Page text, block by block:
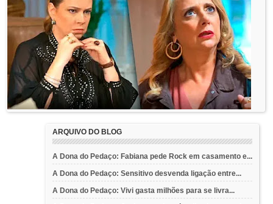
ARQUIVO DO BLOG
A Dona do Pedaço: Fabiana pede Rock em casamento e...
A Dona do Pedaço: Sensitivo desvenda ligação entre...
A Dona do Pedaço: Vivi gasta milhões para se livra...